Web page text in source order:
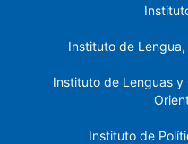
Instituto de
Instituto de Lenguas
Instituto de